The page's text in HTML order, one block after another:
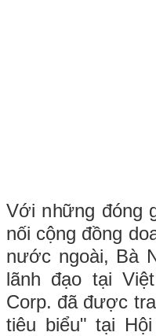
Với những đóng
nối cộng đồng
nước ngoài, Bà
lãnh đạo tại
Corp. đã được
tiêu biểu" tại